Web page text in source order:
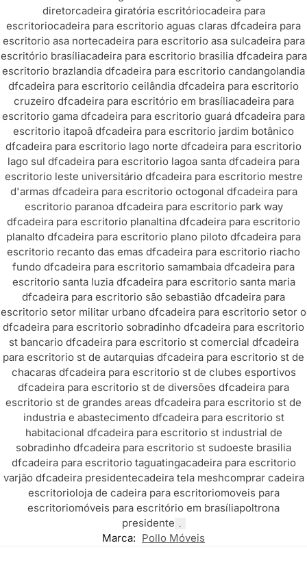
diretorcadeira giratória escritóriocadeira para
escritoriocadeira para escritorio aguas claras dfcadeira para
escritorio asa nortecadeira para escritorio asa sulcadeira para
escritório brasíliacadeira para escritorio brasilia dfcadeira para
escritorio brazlandia dfcadeira para escritorio candangolandia
dfcadeira para escritorio ceilândia dfcadeira para escritorio
cruzeiro dfcadeira para escritório em brasíliacadeira para
escritorio gama dfcadeira para escritorio guará dfcadeira para
escritorio itapoã dfcadeira para escritorio jardim botânico
dfcadeira para escritorio lago norte dfcadeira para escritorio
lago sul dfcadeira para escritorio lagoa santa dfcadeira para
escritorio leste universitário dfcadeira para escritorio mestre
d'armas dfcadeira para escritorio octogonal dfcadeira para
escritorio paranoa dfcadeira para escritorio park way
dfcadeira para escritorio planaltina dfcadeira para escritorio
planalto dfcadeira para escritorio plano piloto dfcadeira para
escritorio recanto das emas dfcadeira para escritorio riacho
fundo dfcadeira para escritorio samambaia dfcadeira para
escritorio santa luzia dfcadeira para escritorio santa maria
dfcadeira para escritorio são sebastião dfcadeira para
escritorio setor militar urbano dfcadeira para escritorio setor o
dfcadeira para escritorio sobradinho dfcadeira para escritorio
st bancario dfcadeira para escritorio st comercial dfcadeira
para escritorio st de autarquias dfcadeira para escritorio st de
chacaras dfcadeira para escritorio st de clubes esportivos
dfcadeira para escritorio st de diversões dfcadeira para
escritorio st de grandes areas dfcadeira para escritorio st de
industria e abastecimento dfcadeira para escritorio st
habitacional dfcadeira para escritorio st industrial de
sobradinho dfcadeira para escritorio st sudoeste brasilia
dfcadeira para escritorio taguatingacadeira para escritorio
varjão dfcadeira presidentecadeira tela meshcomprar cadeira
escritorioloja de cadeira para escritoriomoveis para
escritoriomóveis para escritório em brasíliapoltrona
presidente
Marca: Pollo Móveis